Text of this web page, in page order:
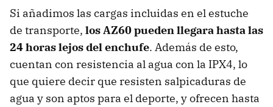
Si añadimos las cargas incluidas en el estuche
de transporte, los AZ60 pueden llegara hasta las
24 horas lejos del enchufe. Además de esto,
cuentan con resistencia al agua con la IPX4, lo
que quiere decir que resisten salpicaduras de
agua y son aptos para el deporte, y ofrecen hasta